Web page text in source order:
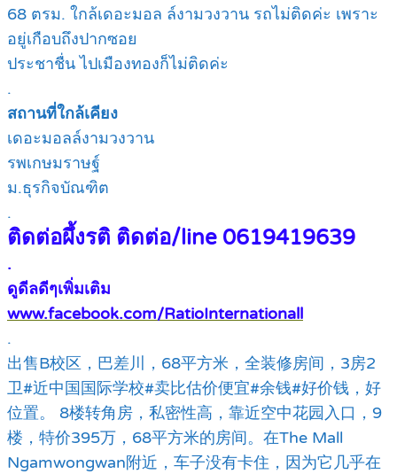
68 ตรม. ใกล้เดอะมอล ล์งามวงวาน รถไม่ติดค่ะ เพราะ
อยู่เกือบถึงปากซอย
ประชาชื่น ไปเมืองทองก็ไม่ติดค่ะ
.
สถานที่ใกล้เคียง
เดอะมอลล์งามวงวาน
รพเกษมราษฐ์
ม.ธุรกิจบัณฑิต
.
ติดต่อผึ้งรติ ติดต่อ/line 0619419639
.
ดูดีลดีๆเพิ่มเติม
www.facebook.com/RatioInternationall
.
出售B校区，巴差川，68平方米，全装修房间，3房2
卫#近中国国际学校#卖比估价便宜#余钱#好价钱，好
位置。 8楼转角房，私密性高，靠近空中花园入口，9
楼，特价395万，68平方米的房间。在The Mall
Ngamwongwan附近，车子没有卡住，因为它几乎在